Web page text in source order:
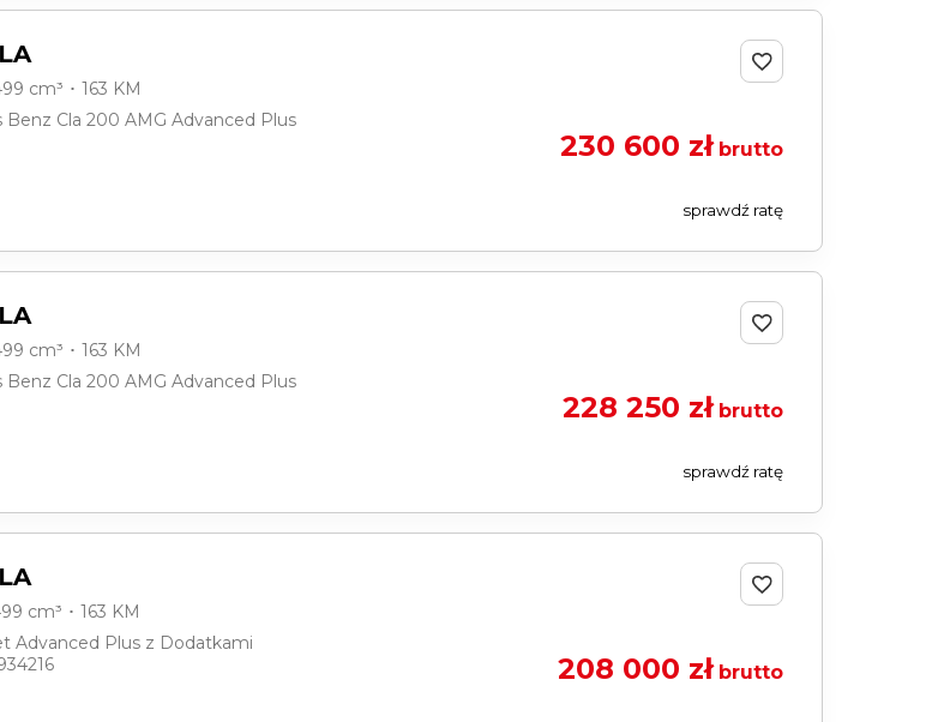
cm³ ･ 163 KM
Cla 200 AMG Advanced Plus
230 600 złbrutto
sprawdź ratę
cm³ ･ 163 KM
Cla 200 AMG Advanced Plus
228 250 złbrutto
sprawdź ratę
cm³ ･ 163 KM
Advanced Plus z Dodatkami
208 000 złbrutto